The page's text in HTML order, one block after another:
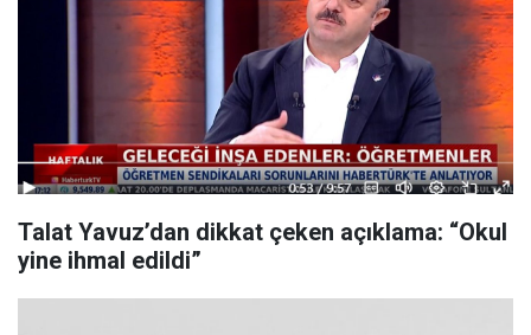
Talat Yavuz’dan dikkat çeken açıklama: “Okul
yine ihmal edildi”